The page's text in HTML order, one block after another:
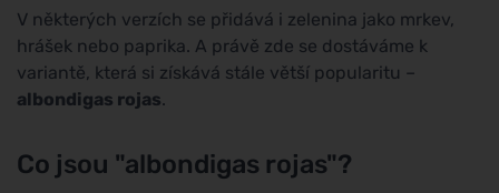
V některých verzích se přidává i zelenina jako mrkev,
hrášek nebo paprika. A právě zde se dostáváme k
variantě, která si získává stále větší popularitu –
albondigas rojas.
Co jsou "albondigas rojas"?